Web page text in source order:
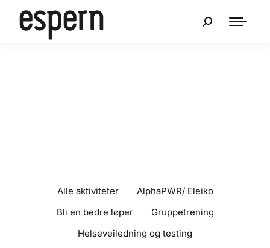
Alle aktiviteter
AlphaPWR/ Eleiko
Bli en bedre løper
Gruppetrening
Helseveiledning og testing